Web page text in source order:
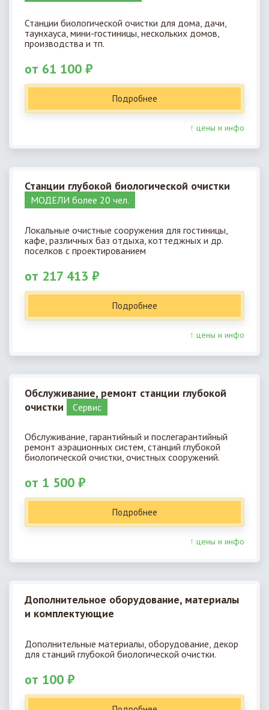
Станции биологической очистки для дома, дачи,
таунхауса, мини-гостиницы, нескольких домов,
производства и тп.
от 61 100 ₽
Подробнее
↑ цены и инфо
Станции глубокой биологической очистки
МОДЕЛИ более 20 чел.
Локальные очистные сооружения для гостиницы,
кафе, различных баз отдыха, коттеджных и др.
поселков с проектированием
от 217 413 ₽
Подробнее
↑ цены и инфо
Обслуживание, ремонт станции глубокой
очистки
Cервис
Обслуживание, гарантийный и послегарантийный
ремонт аэрационных систем, станций глубокой
биологической очистки, очистных сооружений.
от 1 500 ₽
Подробнее
↑ цены и инфо
Дополнительное оборудование, материалы
и комплектующие
Дополнительные материалы, оборудование, декор
для станций глубокой биологической очистки.
от 100 ₽